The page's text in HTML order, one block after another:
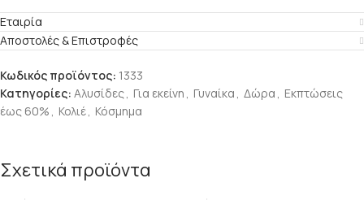
Εταιρία
Αποστολές & Επιστροφές
Κωδικός προϊόντος: 1333
Κατηγορίες: Αλυσίδες, Για εκείνη , Γυναίκα , Δώρα , Εκπτώσεις
έως 60% , Κολιέ, Κόσμημα
Σχετικά προϊόντα